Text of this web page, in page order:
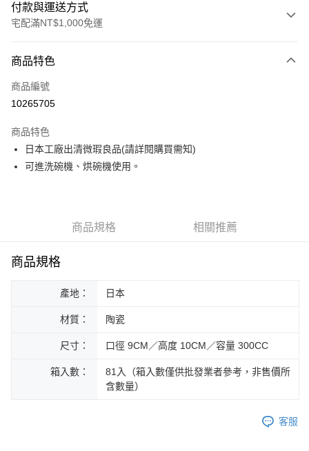
付款與運送方式
宅配滿NT$1,000免運
信用卡一次付款
LINE Pay
街口支付
悠遊付
運送方式
每筆NT$200，滿NT$1,000(含以上)免運費
黑貓外島宅配
每筆NT$360
商品特色
商品編號
10265705
商品特色
日本工廠出清微瑕良品(請詳閱購買需知)
可進洗碗機、烘碗機使用。
商品規格 相關推薦
商品規格
產地： 日本
材質： 陶瓷
尺寸： 口徑 9CM／高度 10CM／容量 300CC
箱入數：
81入（箱入數僅供批發業者參考，非售價所
含數量）
客服